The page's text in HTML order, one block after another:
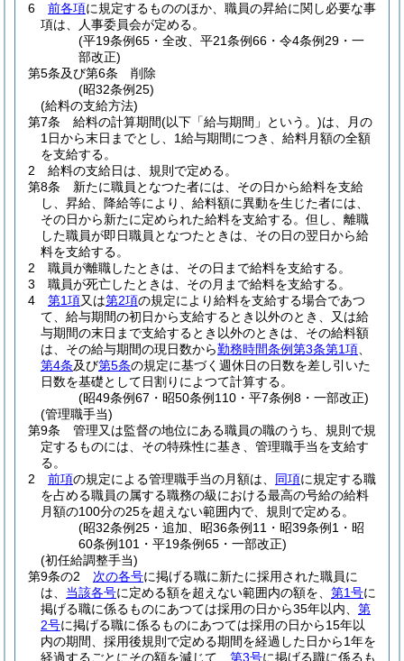
6
前各項に規定するもののほか、職員の昇給に関し必要な事
項は、人事委員会が定める。
(平19条例65・全改、平21条例66・令4条例29・一
部改正)
第5条及び第6条
削除
(昭32条例25)
(給料の支給方法)
第7条
給料の計算期間(以下「給与期間」という。)は、月の
1日から末日までとし、1給与期間につき、給料月額の全額
を支給する。
2
給料の支給日は、規則で定める。
第8条
新たに職員となつた者には、その日から給料を支給
し、昇給、降給等により、給料額に異動を生じた者には、
その日から新たに定められた給料を支給する。 但し、離職
した職員が即日職員となつたときは、その日の翌日から給
料を支給する。
2
職員が離職したときは、その日まで給料を支給する。
3
職員が死亡したときは、その月まで給料を支給する。
4
第1項又は第2項の規定により給料を支給する場合であつ
て、給与期間の初日から支給するとき以外のとき、又は給
与期間の末日まで支給するとき以外のときは、その給料額
は、その給与期間の現日数から勤務時間条例第3条第1項
第4条及び第5条の規定に基づく週休日の日数を差し引いた
日数を基礎として日割りによつて計算する。
(昭49条例67・昭50条例110・平7条例8・一部改正)
(管理職手当)
第9条
管理又は監督の地位にある職員の職のうち、規則で規
定するものには、その特殊性に基き、管理職手当を支給す
る。
2
前項の規定による管理職手当の月額は、 同項に規定する職
を占める職員の属する職務の級における最高の号給の給料
月額の100分の25を超えない範囲内で、規則で定める。
(昭32条例25・追加、昭36条例11・昭39条例1・昭
60条例101・平19条例65・一部改正)
(初任給調整手当)
第9条の2
次の各号に掲げる職に新たに採用された職員に
は、 当該各号に定める額を超えない範囲内の額を、 第1号に
掲げる職に係るものにあつては採用の日から35年以内、 第
2号に掲げる職に係るものにあつては採用の日から15年以
内の期間、採用後規則で定める期間を経過した日から1年を
経過するごとにその額を減じて、 第3号に掲げる職に係るも